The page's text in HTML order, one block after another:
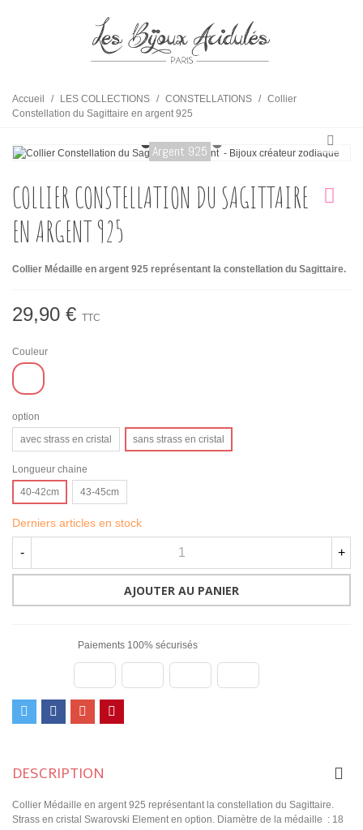
Accueil / LES COLLECTIONS / CONSTELLATIONS / Collier
Constellation du Sagittaire en argent 925
Argent 925
COLLIER CONSTELLATION DU SAGITTAIRE
EN ARGENT 925
Collier Médaille en argent 925 représentant la constellation du Sagittaire.
29,90 € TTC
Couleur
Argenté
option
avec strass en cristal
sans strass en cristal
Longueur chaine
40-42cm
43-45cm
Derniers articles en stock
- +
AJOUTER AU PANIER
Paiements 100% sécurisés
DESCRIPTION
Collier Médaille en argent 925 représentant la constellation du Sagittaire.
Strass en cristal Swarovski Element en option. Diamètre de la médaille : 18